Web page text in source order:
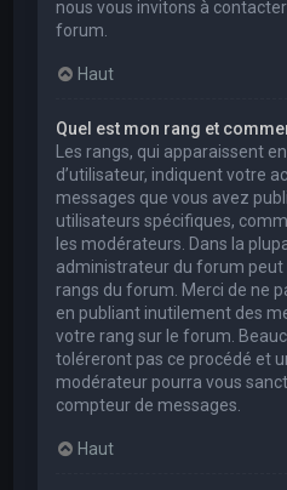
nous vous invitons à
forum.
Haut
Quel est mon rang et
Les rangs, qui apparaissent
d’utilisateur, indiquent votre
messages que vous avez
utilisateurs spécifiques,
les modérateurs. Dans la
administrateur du forum
rangs du forum. Merci de ne
en publiant inutilement des
votre rang sur le forum.
toléreront pas ce procédé et
modérateur pourra vous
compteur de messages.
Haut